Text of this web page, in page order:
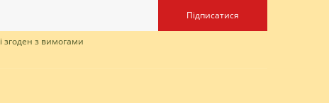
Підписатися
і згоден з вимогами